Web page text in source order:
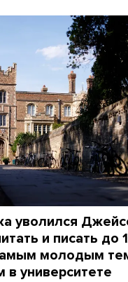
уволился
и писать до
молодым
в университете